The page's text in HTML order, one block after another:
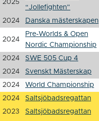
2025
“Jollefighten”
2024 Danska mästerskapen
2024
Pre-Worlds & Open
Nordic Championship
2024 SWE 505 Cup 4
2024
Svenskt Mästerskap
2024
World Championship
2024
Saltsjöbadsregattan
2023
Saltsjöbadsregattan